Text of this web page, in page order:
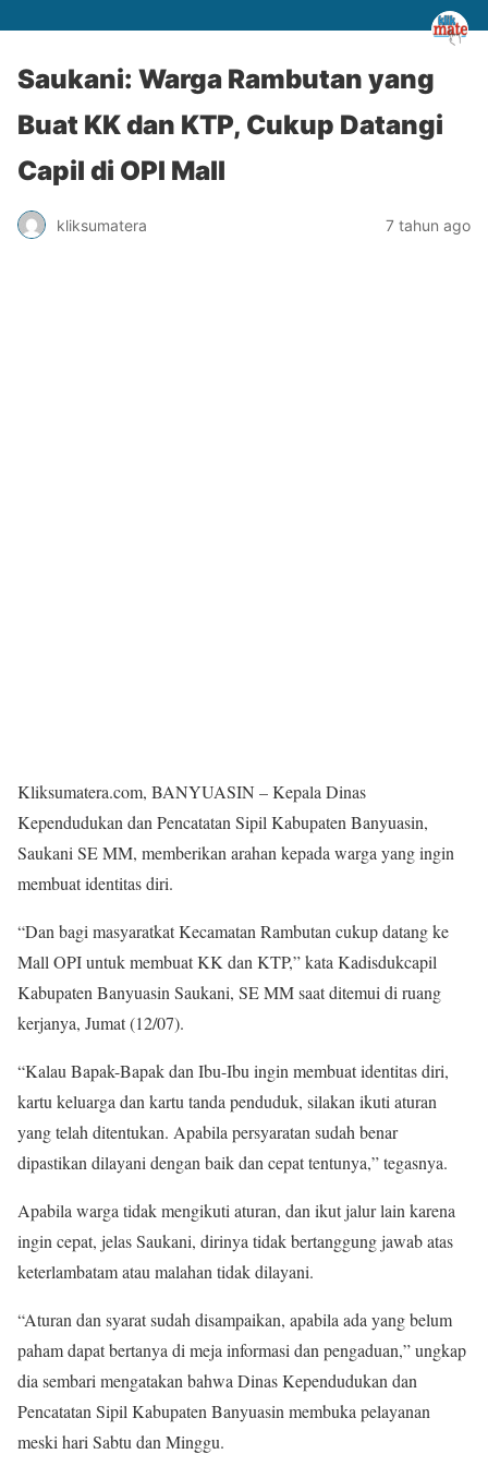
Saukani: Warga Rambutan yang
Buat KK dan KTP, Cukup Datangi
Capil di OPI Mall
kliksumatera 7 tahun ago
Kliksumatera.com, BANYUASIN – Kepala Dinas
Kependudukan dan Pencatatan Sipil Kabupaten Banyuasin,
Saukani SE MM, memberikan arahan kepada warga yang ingin
membuat identitas diri.
“Dan bagi masyaratkat Kecamatan Rambutan cukup datang ke
Mall OPI untuk membuat KK dan KTP,” kata Kadisdukcapil
Kabupaten Banyuasin Saukani, SE MM saat ditemui di ruang
kerjanya, Jumat (12/07).
“Kalau Bapak-Bapak dan Ibu-Ibu ingin membuat identitas diri,
kartu keluarga dan kartu tanda penduduk, silakan ikuti aturan
yang telah ditentukan. Apabila persyaratan sudah benar
dipastikan dilayani dengan baik dan cepat tentunya,” tegasnya.
Apabila warga tidak mengikuti aturan, dan ikut jalur lain karena
ingin cepat, jelas Saukani, dirinya tidak bertanggung jawab atas
keterlambatam atau malahan tidak dilayani.
“Aturan dan syarat sudah disampaikan, apabila ada yang belum
paham dapat bertanya di meja informasi dan pengaduan,” ungkap
dia sembari mengatakan bahwa Dinas Kependudukan dan
Pencatatan Sipil Kabupaten Banyuasin membuka pelayanan
meski hari Sabtu dan Minggu.